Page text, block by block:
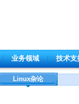
业务领域 技术支
Linux杂论